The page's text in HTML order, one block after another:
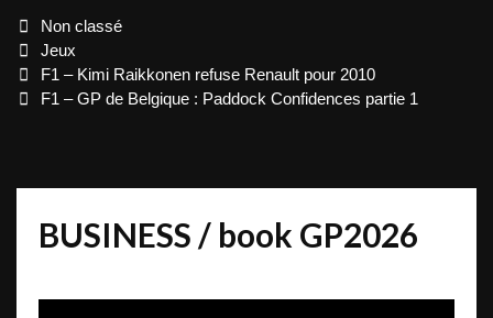
Categories
Non classé
Tags
Jeux
Post
navigation
F1 – Kimi Raikkonen refuse Renault pour 2010
F1 – GP de Belgique : Paddock Confidences partie 1
BUSINESS / book GP2026